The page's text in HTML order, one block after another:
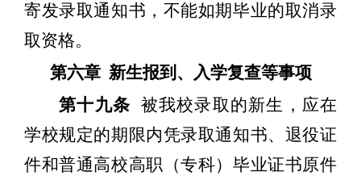
寄发录取通知书，不能如期毕业的取消录
取资格。
第六章 新生报到、入学复查等事项
第十九条 被我校录取的新生，应在
学校规定的期限内凭录取通知书、退役证
件和普通高校高职（专科）毕业证书原件